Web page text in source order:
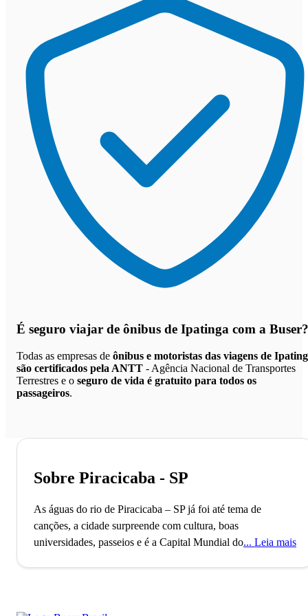
É seguro viajar de ônibus de Ipatinga com a Buser?
Todas as empresas de ônibus e motoristas das viagens de
são certificados pela ANTT - Agência Nacional de Transportes
Terrestres e o seguro de vida é gratuito para todos os
passageiros.
Sobre Piracicaba - SP
As águas do rio de Piracicaba – SP já foi até tema de
canções, a cidade surpreende com cultura, boas
universidades, passeios e é a Capital Mundial do Humor.
Leia mais